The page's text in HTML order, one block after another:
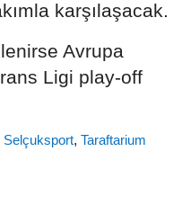
karşılaşacak.
Avrupa
Ligi play-off
Selçuksport,Taraftarium